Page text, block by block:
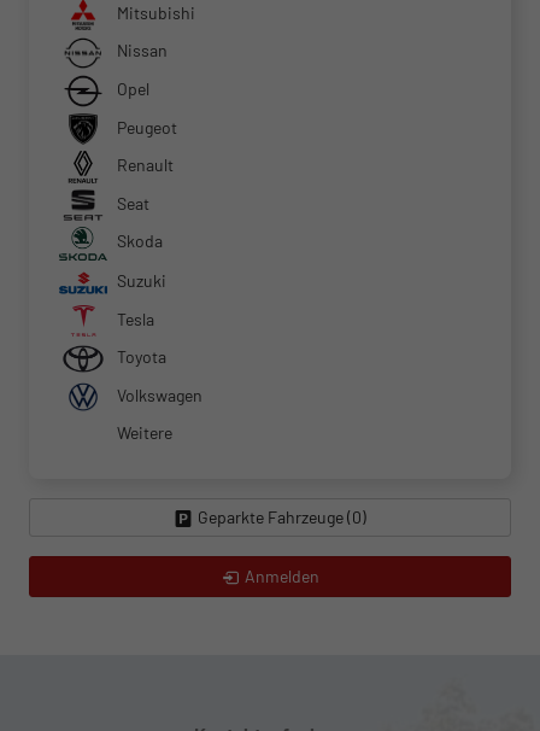
Mitsubishi
Nissan
Opel
Peugeot
Renault
Seat
Skoda
Suzuki
Tesla
Toyota
Volkswagen
Weitere
Geparkte Fahrzeuge (0)
Anmelden